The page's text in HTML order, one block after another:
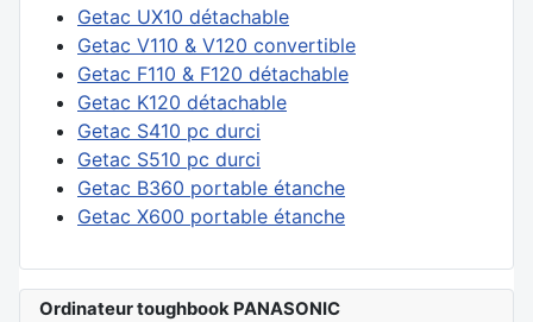
Getac UX10 détachable
Getac V110 & V120 convertible
Getac F110 & F120 détachable
Getac K120 détachable
Getac S410 pc durci
Getac S510 pc durci
Getac B360 portable étanche
Getac X600 portable étanche
Ordinateur toughbook PANASONIC